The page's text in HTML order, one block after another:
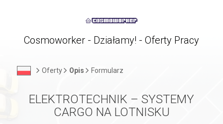
Cosmoworker - Działamy! - Oferty Pracy
Oferty Opis Formularz
ELEKTROTECHNIK – SYSTEMY
CARGO NA LOTNISKU